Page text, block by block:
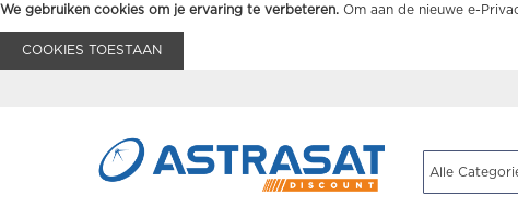
We gebruiken cookies om je ervaring te verbeteren. Om aan de nieuwe e-
COOKIES TOESTAAN